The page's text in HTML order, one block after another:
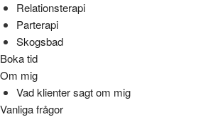
Relationsterapi
Parterapi
Skogsbad
Boka tid
Om mig
Vad klienter sagt om mig
Vanliga frågor